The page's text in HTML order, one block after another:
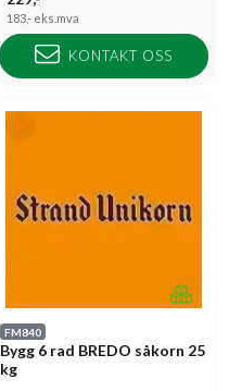
183,- eks.mva
KONTAKT OSS
FM840
Bygg 6 rad BREDO såkorn 25
kg